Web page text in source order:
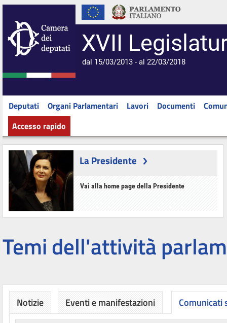
XVII
dal 15/03/2013 - al 22/03/2018
Deputati Organi Parlamentari Lavori Documenti
Accesso rapido
La Presidente
Vai alla home page della Presidente
Temi dell'attività
Notizie Eventi e manifestazioni Comunicati